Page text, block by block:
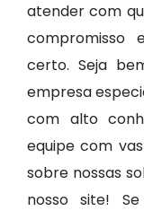
atender com
compromisso
certo. Seja
empresa
com alto
equipe com
sobre nossas
nosso site!